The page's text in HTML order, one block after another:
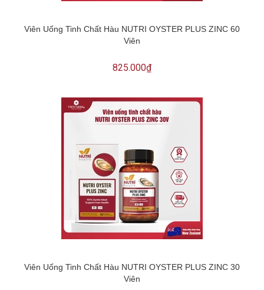
Viên Uống Tinh Chất Hàu NUTRI OYSTER PLUS ZINC 60
Viên
825.000₫
Viên Uống Tinh Chất Hàu NUTRI OYSTER PLUS ZINC 30
Viên